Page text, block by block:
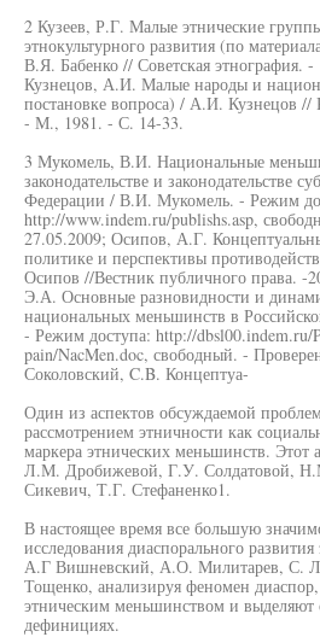
2 Кузеев, Р.Г. Малые этнические
этнокультурного развития (по
В.Я. Бабенко // Советская
Кузнецов, А.И. Малые народы и
постановке вопроса) / А.И. Кузнецов
- М., 1981. - С. 14-33.
3 Мукомель, В.И. Национальные
законодательстве и законодательстве
Федерации / В.И. Мукомель. - Режим
http://www.indem.ru/publishs.asp,
27.05.2009; Осипов, А.Г.
политике и перспективы
Осипов //Вестник публичного права.
Э.А. Основные разновидности и
национальных меньшинств в
- Режим доступа: http://
pain/NacMen.doc, свободный. -
Соколовский, C.B. Концептуа-
Один из аспектов обсуждаемой
рассмотрением этничности как
маркера этнических меньшинств. Этот
Л.М. Дробижевой, Г.У. Солдатовой,
Сикевич, Т.Г. Стефаненко1.
В настоящее время все большую
исследования диаспорального
А.Г Вишневский, А.О. Милитарев, С.
Тощенко, анализируя феномен диаспор,
этническим меньшинством и выделяют
дефинициях.